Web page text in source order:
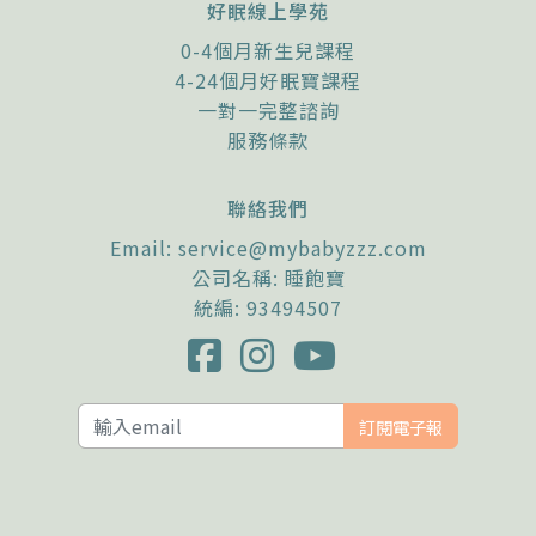
好眠線上學苑
0-4個月新生兒課程
4-24個月好眠寶課程
一對一完整諮詢
服務條款
聯絡我們
Email: service@mybabyzzz.com
公司名稱: 睡飽寶
統編: 93494507
訂閱電子報